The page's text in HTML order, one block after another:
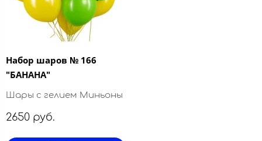
Набор шаров № 166
"БАНАНА"
Шары с гелием Миньоны
2650 руб.